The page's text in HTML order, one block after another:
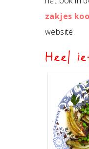
zakjes
website.
Heel